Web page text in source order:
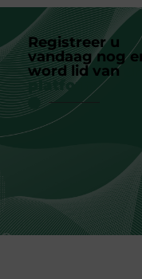
Registreer u
vandaag nog
word lid van
platform